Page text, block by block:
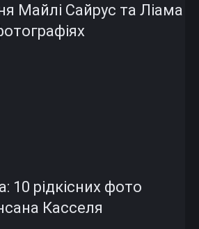
Майлі Сайрус та Ліама
10 рідкісних фото
Касселя